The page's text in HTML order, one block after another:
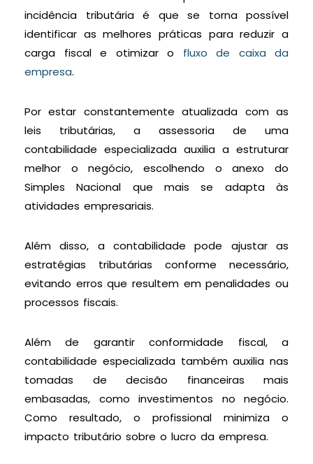
incidência tributária é que se torna possível
identificar as melhores práticas para reduzir a
carga fiscal e otimizar o fluxo de caixa da
empresa.
Por estar constantemente atualizada com as
leis tributárias, a assessoria de uma
contabilidade especializada auxilia a estruturar
melhor o negócio, escolhendo o anexo do
Simples Nacional que mais se adapta às
atividades empresariais.
Além disso, a contabilidade pode ajustar as
estratégias tributárias conforme necessário,
evitando erros que resultem em penalidades ou
processos fiscais.
Além de garantir conformidade fiscal, a
contabilidade especializada também auxilia nas
tomadas de decisão financeiras mais
embasadas, como investimentos no negócio.
Como resultado, o profissional minimiza o
impacto tributário sobre o lucro da empresa.